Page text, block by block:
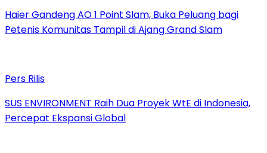
Haier Gandeng AO 1 Point Slam, Buka Peluang bagi
Petenis Komunitas Tampil di Ajang Grand Slam
Pers Rilis
SUS ENVIRONMENT Raih Dua Proyek WtE di Indonesia,
Percepat Ekspansi Global